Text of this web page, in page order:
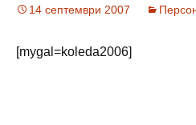
14 септември 2007
[mygal=koleda2006]